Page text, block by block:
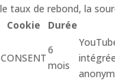
le taux de rebond, la
Cookie
Durée
CONSENT
6
mois